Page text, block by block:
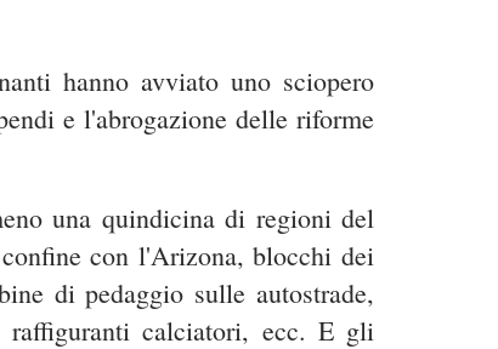
hanno avviato uno sciopero
e l'abrogazione delle riforme
una quindicina di regioni del
con l'Arizona, blocchi dei
di pedaggio sulle autostrade,
raffiguranti calciatori, ecc. E gli